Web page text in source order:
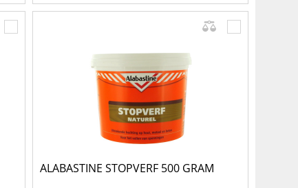
ALABASTINE STOPVERF 500 GRAM